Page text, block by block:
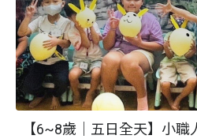
【6~8歲｜五日全天】小職